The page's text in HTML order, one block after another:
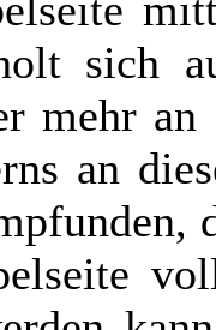
sich
mehr
an